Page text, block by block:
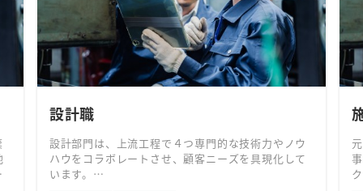
設計職
設計部門は、上流工程で４つ専門的な技術力やノウ
ハウをコラボレートさせ、顧客ニーズを具現化して
います。